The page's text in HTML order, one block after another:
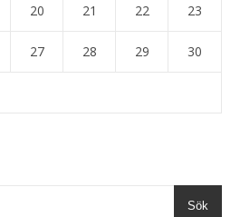
20 21 22 23
27 28 29 30
Sök